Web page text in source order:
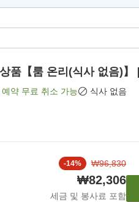
품【룸 온리(식사 없음)】
예약 무료 취소 가능 식사 없음
-14% ₩96,830
₩82,306
세금 및 봉사료 포함